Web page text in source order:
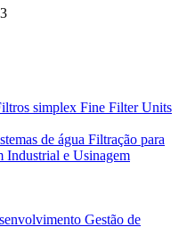
simplex Fine Filter Units
de água Filtração para
Industrial e Usinagem
Gestão de